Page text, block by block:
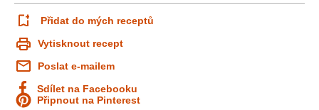
Přidat do mých receptů
Vytisknout recept
Poslat e-mailem
Sdílet na Facebooku
Připnout na Pinterest